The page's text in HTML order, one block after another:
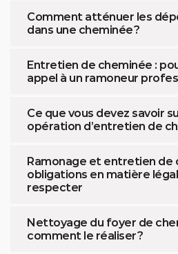
Comment atténuer les
dans une cheminée ?
Entretien de cheminée :
appel à un ramoneur
Ce que vous devez savoir
opération d’entretien de
Ramonage et entretien de
obligations en matière
respecter
Nettoyage du foyer de
comment le réaliser ?